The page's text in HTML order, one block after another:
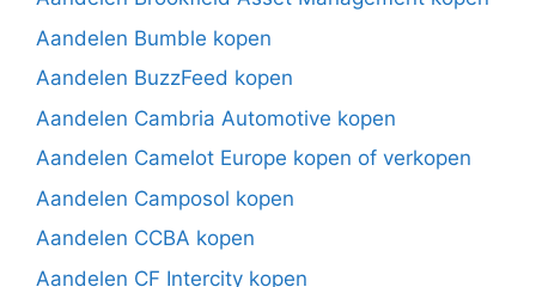
Aandelen Bumble kopen
Aandelen BuzzFeed kopen
Aandelen Cambria Automotive kopen
Aandelen Camelot Europe kopen of verkopen
Aandelen Camposol kopen
Aandelen CCBA kopen
Aandelen CF Intercity kopen